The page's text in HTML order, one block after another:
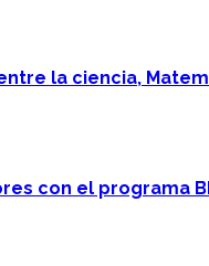
la ciencia,
con el programa